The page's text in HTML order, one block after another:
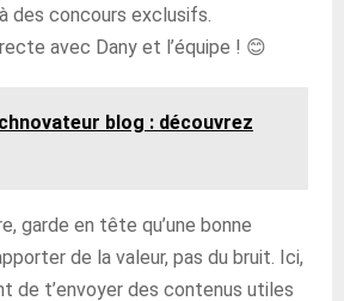
des concours exclusifs.
avec Dany et l’équipe ! 😊
blog : découvrez
garde en tête qu’une bonne
de la valeur, pas du bruit. Ici,
de t’envoyer des contenus utiles